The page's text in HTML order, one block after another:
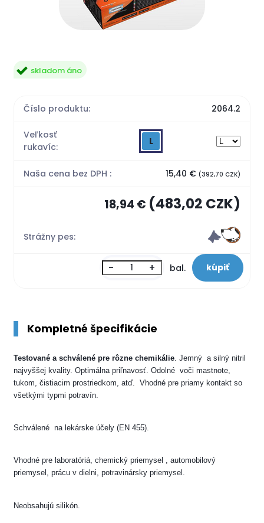
skladom áno
Číslo produktu: 2064.2
Veľkosť
rukavíc:
L
Naša cena bez DPH : 15,40 € (392,70 CZK)
18,94 € (483,02 CZK)
Strážny pes:
- + bal.
Kompletné špecifikácie
Testované a schválené pre rôzne chemikálie . Jemný a silný nitril
najvyššej kvality. Optimálna priľnavosť. Odolné voči mastnote,
tukom, čistiacim prostriedkom, atď. Vhodné pre priamy kontakt so
všetkými typmi potravín.
Schválené na lekárske účely (EN 455).
Vhodné pre laboratóriá, chemický priemysel , automobilový
priemysel, prácu v dielni, potravinársky priemysel.
Neobsahujú silikón.